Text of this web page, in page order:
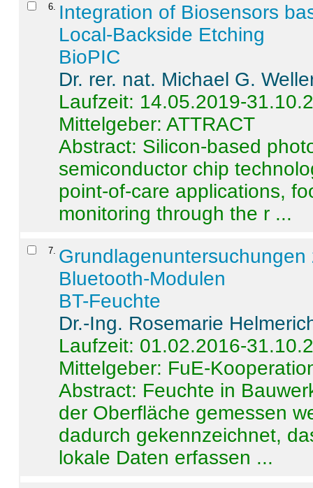
6
Integration of Biosensors
Local-Backside Etching
BioPIC
Dr. rer. nat. Michael G.
Laufzeit: 14.05.2019-
Mittelgeber: ATTRACT
Abstract: Silicon-based
semiconductor chip
point-of-care applications,
monitoring through the r ...
7
Bluetooth-Modulen
BT-Feuchte
Dr.-Ing. Rosemarie
Laufzeit: 01.02.2016-
Mittelgeber: FuE-
Abstract: Feuchte in
der Oberfläche gemessen
dadurch gekennzeichnet,
lokale Daten erfassen ...